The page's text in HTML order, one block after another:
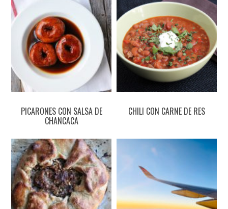
PICARONES CON SALSA DE
CHANCACA
CHILI CON CARNE DE RES